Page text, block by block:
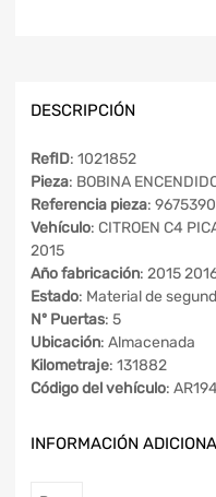
DESCRIPCIÓN
RefID: 1021852
Pieza: BOBINA
Referencia pieza:
Vehículo: CITROEN C4
2015
Año fabricación: 2015
Estado: Material de
Nº Puertas: 5
Ubicación: Almacenada
Kilometraje: 131882
Código del vehículo:
INFORMACIÓN